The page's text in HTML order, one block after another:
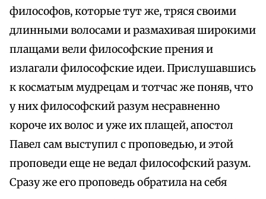
философов, которые тут же, тряся своими
длинными волосами и размахивая широкими
плащами вели философские прения и
излагали философские идеи. Прислушавшись
к косматым мудрецам и тотчас же поняв, что
у них философский разум несравненно
короче их волос и уже их плащей, апостол
Павел сам выступил с проповедью, и этой
проповеди еще не ведал философский разум.
Сразу же его проповедь обратила на себя